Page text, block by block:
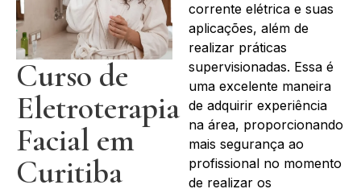
Curso de
Eletroterapia
Facial em
Curitiba
corrente elétrica e suas
aplicações, além de
realizar práticas
supervisionadas. Essa é
uma excelente maneira
de adquirir experiência
na área, proporcionando
mais segurança ao
profissional no momento
de realizar os